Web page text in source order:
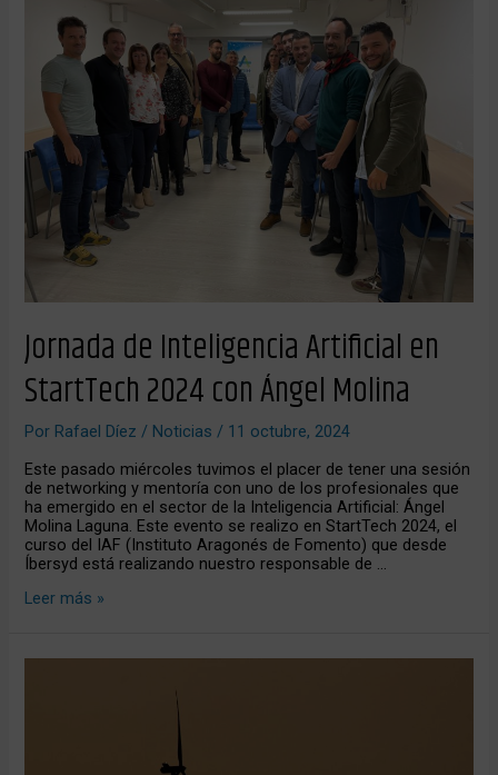
Jornada de Inteligencia Artificial en
StartTech 2024 con Ángel Molina
Por Rafael Díez/ Noticias / 11 octubre, 2024
Este pasado miércoles tuvimos el placer de tener una sesión
de networking y mentoría con uno de los profesionales que
ha emergido en el sector de la Inteligencia Artificial: Ángel
Molina Laguna. Este evento se realizo en StartTech 2024, el
curso del IAF (Instituto Aragonés de Fomento) que desde
Íbersyd está realizando nuestro responsable de …
Inteligencia
Artificial
StartTech
2024
con
Ángel
Molina
Leer más »